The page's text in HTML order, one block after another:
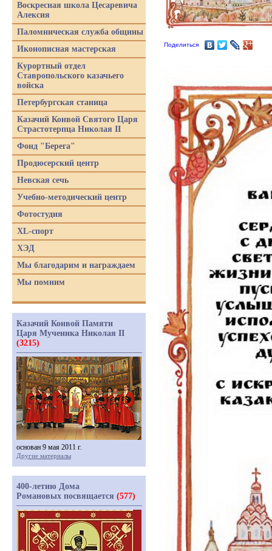
Поделиться
Воскресная школа Цесаревича
Алексия
Паломническая служба общины
Иконописная мастерская
Курортный отдел
Ставропольского казачьего
войска
Петербургская станица
Казачий Конвой Святого Царя
Страстотерпца Николая II
Фонд "Берега"
Продюсерский центр
Невская сечь
Учебно-методический центр
Фотостудия
XL-спорт
ХЭД
Мы благодарим и награждаем
Мы помним
Казачий Конвой Памяти
Царя Мученика Николая II
(3215)
основан 9 мая 2011 г.
Другие материалы
400-летию Дома
Романовых посвящается (577)